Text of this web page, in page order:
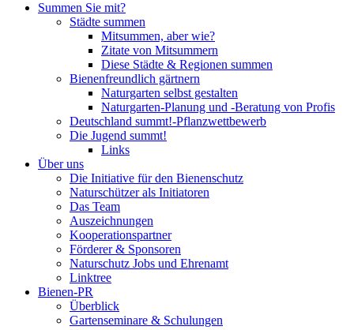
Summen Sie mit?
Städte summen
Mitsummen, aber wie?
Zitate von Mitsummern
Diese Städte & Regionen summen
Bienenfreundlich gärtnern
Naturgarten selbst gestalten
Naturgarten-Planung und -Beratung von Profis
Deutschland summt!-Pflanzwettbewerb
Die Jugend summt!
Links
Über uns
Die Initiative für den Bienenschutz
Naturschützer als Initiatoren
Das Team
Auszeichnungen
Kooperationspartner
Förderer & Sponsoren
Naturschutz Jobs und Ehrenamt
Linktree
Bienen-PR
Überblick
Gartenseminare & Schulungen